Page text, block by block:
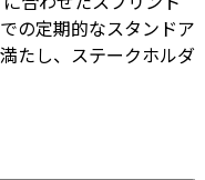
の定期的なスタンドア
たし、ステークホルダ